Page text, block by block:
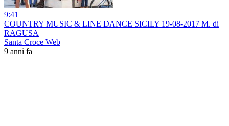
9:41
COUNTRY MUSIC & LINE DANCE SICILY 19-08-2017 M. di
RAGUSA
Santa Croce Web
9 anni fa